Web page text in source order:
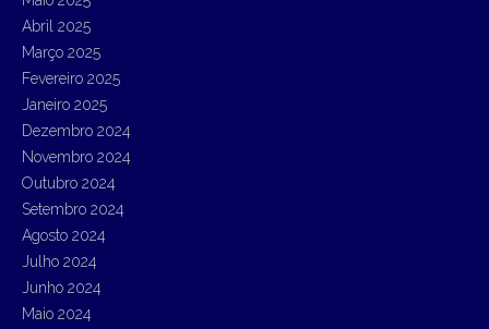
Abril 2025
Março 2025
Fevereiro 2025
Janeiro 2025
Dezembro 2024
Novembro 2024
Outubro 2024
Setembro 2024
Agosto 2024
Julho 2024
Junho 2024
Maio 2024